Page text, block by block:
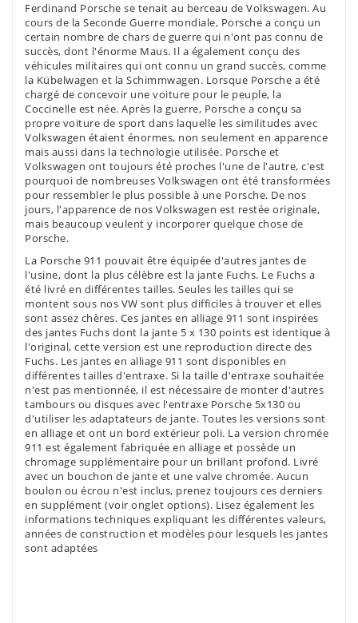
Ferdinand Porsche se tenait au berceau de Volkswagen. Au
cours de la Seconde Guerre mondiale, Porsche a conçu un
certain nombre de chars de guerre qui n'ont pas connu de
succès, dont l'énorme Maus. Il a également conçu des
véhicules militaires qui ont connu un grand succès, comme
la Kübelwagen et la Schimmwagen. Lorsque Porsche a été
chargé de concevoir une voiture pour le peuple, la
Coccinelle est née. Après la guerre, Porsche a conçu sa
propre voiture de sport dans laquelle les similitudes avec
Volkswagen étaient énormes, non seulement en apparence
mais aussi dans la technologie utilisée. Porsche et
Volkswagen ont toujours été proches l'une de l'autre, c'est
pourquoi de nombreuses Volkswagen ont été transformées
pour ressembler le plus possible à une Porsche. De nos
jours, l'apparence de nos Volkswagen est restée originale,
mais beaucoup veulent y incorporer quelque chose de
Porsche.
La Porsche 911 pouvait être équipée d'autres jantes de
l'usine, dont la plus célèbre est la jante Fuchs. Le Fuchs a
été livré en différentes tailles. Seules les tailles qui se
montent sous nos VW sont plus difficiles à trouver et elles
sont assez chères. Ces jantes en alliage 911 sont inspirées
des jantes Fuchs dont la jante 5 x 130 points est identique à
l'original, cette version est une reproduction directe des
Fuchs. Les jantes en alliage 911 sont disponibles en
différentes tailles d'entraxe. Si la taille d'entraxe souhaitée
n'est pas mentionnée, il est nécessaire de monter d'autres
tambours ou disques avec l'entraxe Porsche 5x130 ou
d'utiliser les adaptateurs de jante. Toutes les versions sont
en alliage et ont un bord extérieur poli. La version chromée
911 est également fabriquée en alliage et possède un
chromage supplémentaire pour un brillant profond. Livré
avec un bouchon de jante et une valve chromée. Aucun
boulon ou écrou n'est inclus, prenez toujours ces derniers
en supplément (voir onglet options). Lisez également les
informations techniques expliquant les différentes valeurs,
années de construction et modèles pour lesquels les jantes
sont adaptées